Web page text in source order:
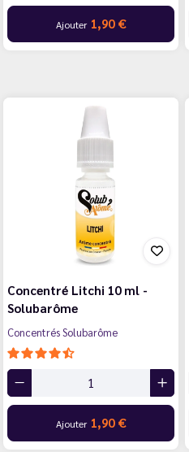
Ajouter 1,90 €
Concentré Litchi 10 ml -
Solubarôme
Concentrés Solubarôme
Ajouter 1,90 €